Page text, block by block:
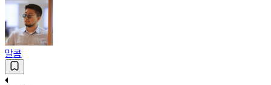
말콤